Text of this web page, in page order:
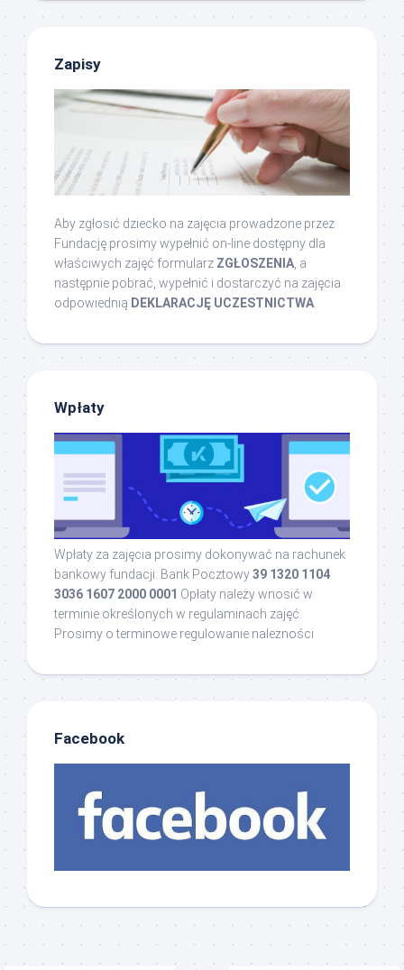
Zapisy
Aby zgłosić dziecko na zajęcia prowadzone przez
Fundację prosimy wypełnić on-line dostępny dla
właściwych zajęć formularz ZGŁOSZENIA, a
następnie pobrać, wypełnić i dostarczyć na zajęcia
odpowiednią DEKLARACJĘ UCZESTNICTWA.
Wpłaty
Wpłaty za zajęcia prosimy dokonywać na rachunek
bankowy fundacji: Bank Pocztowy39 1320 1104
3036 1607 2000 0001 Opłaty należy wnosić w
terminie określonych w regulaminach zajęć.
Prosimy o terminowe regulowanie należności
Facebook